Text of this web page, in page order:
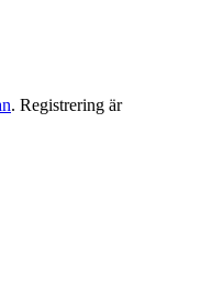
. Registrering är